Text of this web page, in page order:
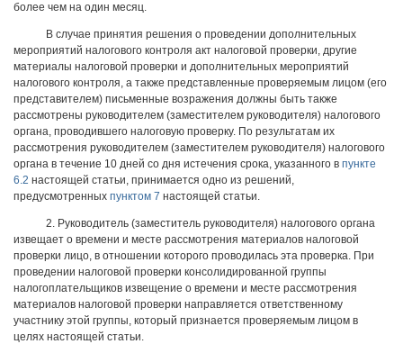
более чем на один месяц.
В случае принятия решения о проведении дополнительных
мероприятий налогового контроля акт налоговой проверки, другие
материалы налоговой проверки и дополнительных мероприятий
налогового контроля, а также представленные проверяемым лицом (его
представителем) письменные возражения должны быть также
рассмотрены руководителем (заместителем руководителя) налогового
органа, проводившего налоговую проверку. По результатам их
рассмотрения руководителем (заместителем руководителя) налогового
органа в течение 10 дней со дня истечения срока, указанного в пункте
6.2 настоящей статьи, принимается одно из решений,
предусмотренных пунктом 7 настоящей статьи.
2. Руководитель (заместитель руководителя) налогового органа
извещает о времени и месте рассмотрения материалов налоговой
проверки лицо, в отношении которого проводилась эта проверка. При
проведении налоговой проверки консолидированной группы
налогоплательщиков извещение о времени и месте рассмотрения
материалов налоговой проверки направляется ответственному
участнику этой группы, который признается проверяемым лицом в
целях настоящей статьи.